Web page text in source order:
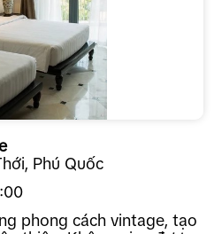
Phú Quốc
phong cách vintage, tạo